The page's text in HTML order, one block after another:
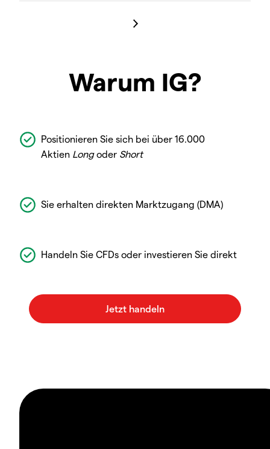
Warum IG?
Positionieren Sie sich bei über 16.000
Aktien Longoder Short
Sie erhalten direkten Marktzugang (DMA)
Handeln Sie CFDs oder investieren Sie direkt